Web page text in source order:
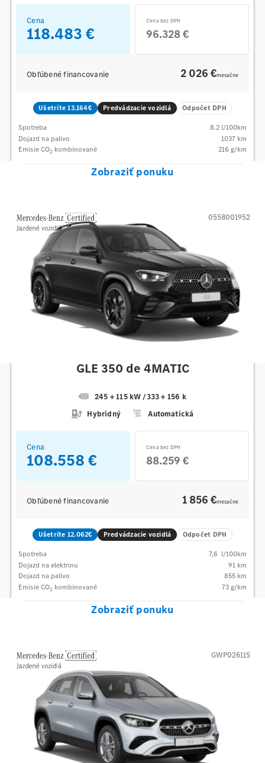
Cena
118.483 €
Cena bez DPH
96.328 €
Obľúbené financovanie 2 026 €mesačne
Ušetríte 13.164€ Predvádzacie vozidlá Odpočet DPH
Spotreba 8.2 l/100km
Dojazd na palivo
1037 km
Emisie CO2 kombinované 216 g/km
Zobraziť ponuku
GLE 350 de 4MATIC
245 + 115 kW/333 + 156 k
Hybridný
Automatická
0558001952
Cena
108.558 €
Cena bez DPH
88.259 €
Obľúbené financovanie 1 856 €mesačne
Ušetríte 12.062€ Predvádzacie vozidlá Odpočet DPH
Spotreba 7,6 l/100km
Dojazd na elektrinu
91 km
Dojazd na palivo
855 km
Emisie CO2 kombinované 73 g/km
Zobraziť ponuku
GWP026115